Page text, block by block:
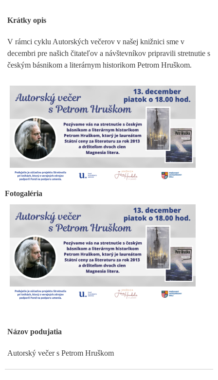
Krátky opis
V rámci cyklu Autorských večerov v našej knižnici sme v
decembri pre našich čitateľov a návštevníkov pripravili stretnutie s
českým básnikom a literárnym historikom Petrom Hruškom.
Fotogaléria
Názov podujatia
Autorský večer s Petrom Hruškom